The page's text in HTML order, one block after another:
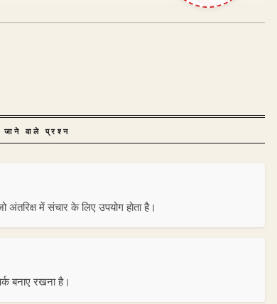
वाले प्रश्न
में संचार के लिए उपयोग होता है।
बनाए रखना है।